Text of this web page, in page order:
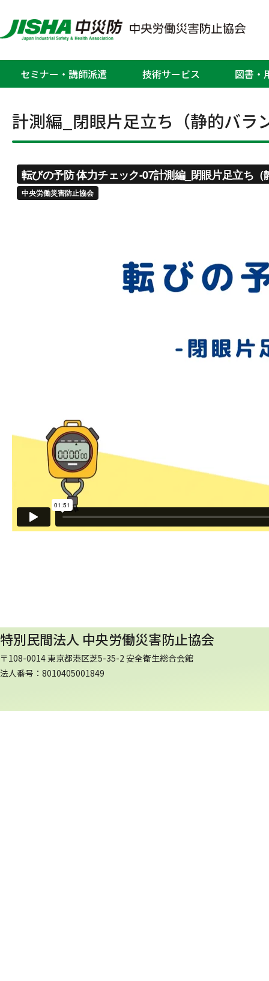
セミナー・講師派遣 技術サービス 図書・
転びの予防
ホーム 安全衛生関連動画 転びの予防 計測編_閉眼
計測編_閉眼片足立ち（静的バラ
特別民間法人 中央労働災害防止協会
〒108-0014 東京都港区芝5-35-2 安全衛生総合会館
法人番号：8010405001849